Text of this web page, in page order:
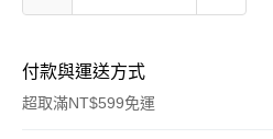
付款與運送方式
超取滿NT$599免運